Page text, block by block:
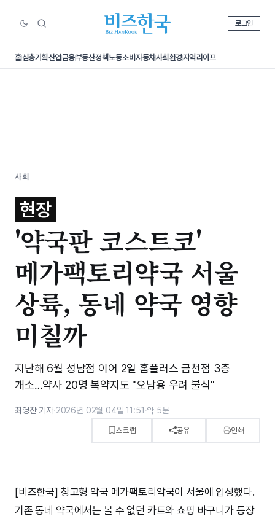
로그인
홈심층기획산업금융부동산정책노동소비 자동차사회환경지역라이프
사회
현장
'약국판 코스트코'
메가팩토리약국 서울
상륙, 동네 약국 영향
미칠까
지난해 6월 성남점 이어 2일 홈플러스 금천점 3층
개소…약사 20명 복약지도 "오남용 우려 불식"
최영찬 기자·2026년 02월 04일 11:51 ·약 5분
스크랩 공유 인쇄
[비즈한국] 창고형 약국 메가팩토리약국이 서울에 입성했다.
기존 동네 약국에서는 볼 수 없던 카트와 쇼핑 바구니가 등장